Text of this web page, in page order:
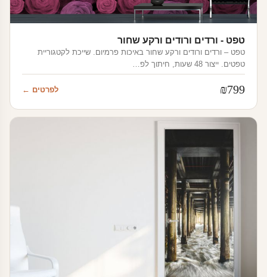
טפט - ורדים ורודים ורקע שחור
טפט – ורדים ורודים ורקע שחור באיכות פרמיום. שייכת לקטגוריית
טפטים. ייצור 48 שעות, חיתוך לפ…
₪799 לפרטים ←